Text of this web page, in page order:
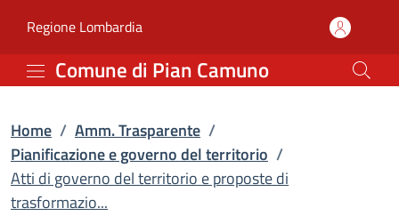
Atti di governo del
Regione Lombardia(apre in un'altra scheda).
Comune di Pian Camuno
Home / Amm. Trasparente /
Pianificazione e governo del territorio /
Atti di governo del territorio e proposte di
trasformazio...